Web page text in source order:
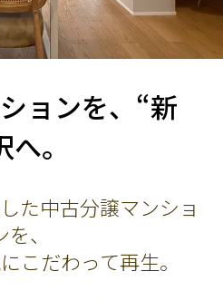
ョンを、“新
。
た中古分譲マンショ
を、
こだわって再生。